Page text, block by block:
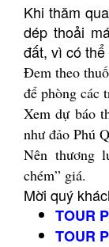
Khi thăm
dép thoải
đất, vì có
Đem theo
để phòng các
Xem dự báo
như đảo Phú
Nên thương
chém” giá.
Mời quý
TOUR
TOUR